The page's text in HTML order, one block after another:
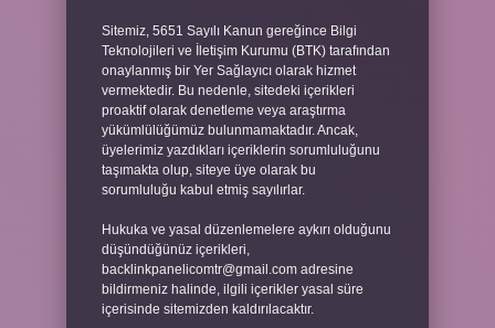
Sitemiz, 5651 Sayılı Kanun gereğince Bilgi
Teknolojileri ve İletişim Kurumu (BTK) tarafından
onaylanmış bir Yer Sağlayıcı olarak hizmet
vermektedir. Bu nedenle, sitedeki içerikleri
proaktif olarak denetleme veya araştırma
yükümlülüğümüz bulunmamaktadır. Ancak,
üyelerimiz yazdıkları içeriklerin sorumluluğunu
taşımakta olup, siteye üye olarak bu
sorumluluğu kabul etmiş sayılırlar.
Hukuka ve yasal düzenlemelere aykırı olduğunu
düşündüğünüz içerikleri,
backlinkpanelicomtr@gmail.com adresine
bildirmeniz halinde, ilgili içerikler yasal süre
içerisinde sitemizden kaldırılacaktır.